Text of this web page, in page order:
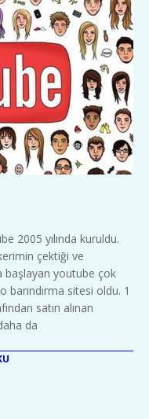
2005 yılında kuruldu.
çektiği ve
başlayan youtube çok
barındırma sitesi oldu. 1
satın alınan
da